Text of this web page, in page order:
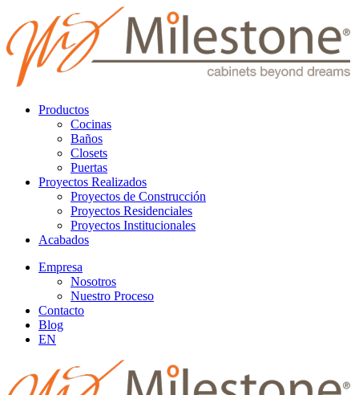
Productos
Cocinas
Baños
Closets
Puertas
Proyectos Realizados
Proyectos de Construcción
Proyectos Residenciales
Proyectos Institucionales
Acabados
Empresa
Nosotros
Nuestro Proceso
Contacto
Blog
EN